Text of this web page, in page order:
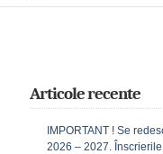
Articole recente
IMPORTANT ! Se
2026 – 2027.